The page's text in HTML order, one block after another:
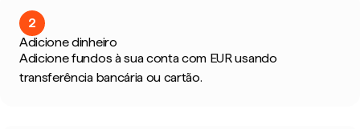
2
Adicione dinheiro
Adicione fundos à sua conta com EUR usando
transferência bancária ou cartão.